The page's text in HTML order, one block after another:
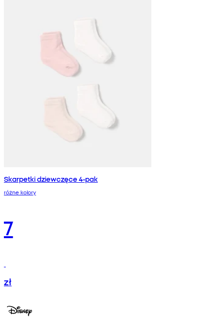
Skarpetki dziewczęce 4-pak
różne kolory
7
zł